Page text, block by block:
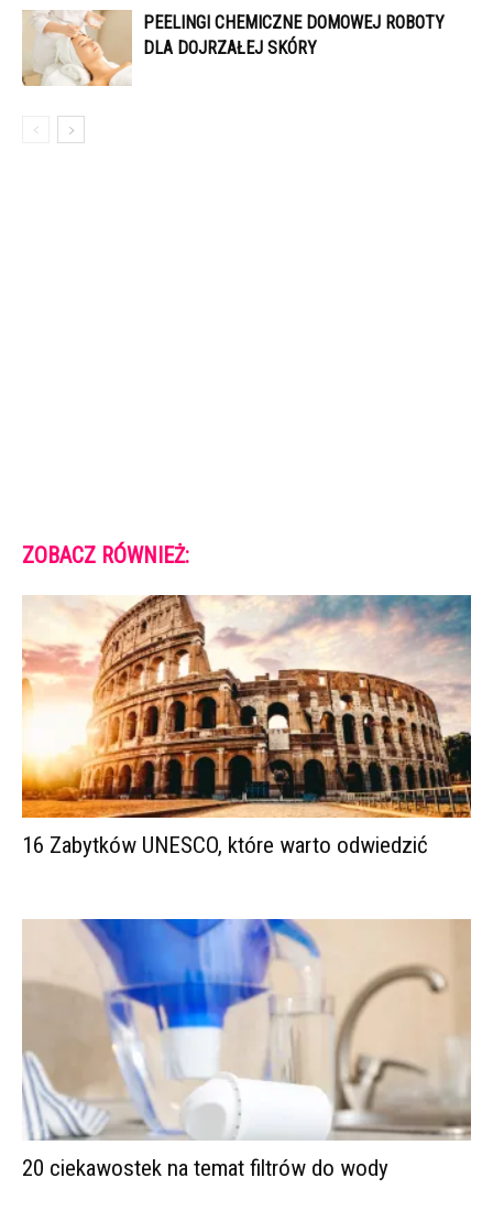
PEELINGI CHEMICZNE DOMOWEJ ROBOTY
DLA DOJRZAŁEJ SKÓRY
ZOBACZ RÓWNIEŻ:
16 Zabytków UNESCO, które warto odwiedzić
20 ciekawostek na temat filtrów do wody